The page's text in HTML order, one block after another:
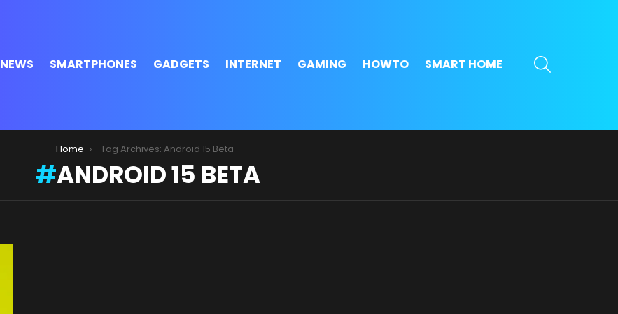
NEWS SMARTPHONES GADGETS INTERNET GAMING HOWTO SMART HOME
Home Tag Archives: Android 15 Beta
ANDROID 15 BETA